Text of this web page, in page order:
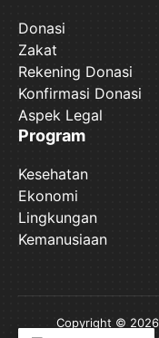
Donasi
Zakat
Rekening Donasi
Konfirmasi Donasi
Aspek Legal
Program
Kesehatan
Ekonomi
Lingkungan
Kemanusiaan
Copyright © 2026